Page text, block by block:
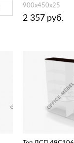
900х450х25
2 357 руб.